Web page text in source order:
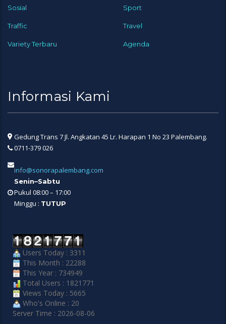
Sosial Sport
Traffic Travel
Variety Terbaru Agenda
Informasi Kami
Gedung Trans 7 Jl. Angkatan 45 Lr. Harapan 1 No 23 Palembang.
0711-379 026
info@sonorapalembang.com
Senin–Sabtu
Pukul 08:00 – 17:00
Minggu : TUTUP
Users Today : 3311
This Month : 22288
This Year : 734949
Total Users : 1821771
Views Today : 5665
Who's Online : 20
Server Time : 2026-08-06